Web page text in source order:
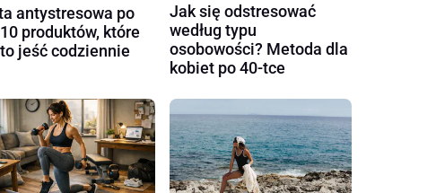
antystresowa po
produktów, które
jeść codziennie
Jak się odstresować
według typu
osobowości? Metoda dla
kobiet po 40-tce